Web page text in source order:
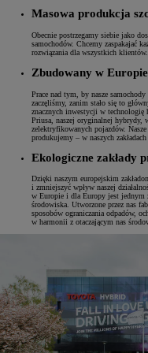
Masowa produkcja
Obecnie postrzegamy siebie jako
samochodów. Chcemy zaspakajać
rozwiązania dla wszystkich
Zbudowany w Europie
Prace nad tym, by nasze
zaczęliśmy, zanim stało się to
znacznych inwestycji w technologię
Priusa, naszej oryginalnej hybrydy,
zelektryfikowanych pojazdów.
produkujemy – w naszych
Ekologiczne zakłady
Dzięki naszym europejskim
i zmniejszyć wpływ naszej
w Europie i dla Europy jest jednym
środowiska. Utworzone przez nas
sposobów ograniczania odpadów,
w harmonii z otaczającym nas